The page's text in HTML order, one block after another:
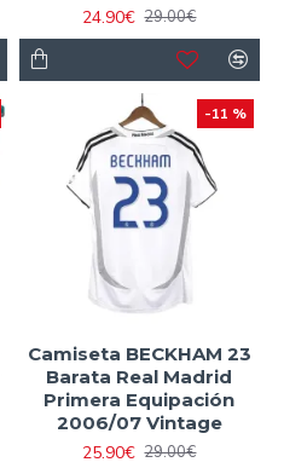
24.90€ 29.00€
-11 %
Camiseta BECKHAM 23
Barata Real Madrid
Primera Equipación
2006/07 Vintage
25.90€ 29.00€